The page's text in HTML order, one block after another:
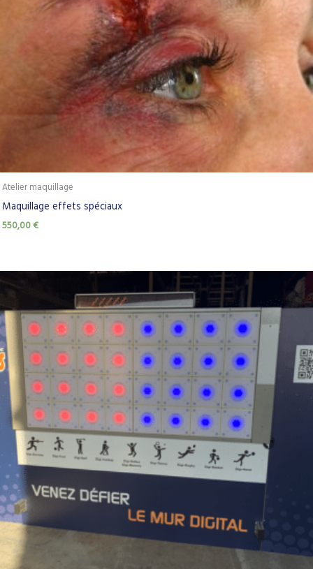
Atelier maquillage
Maquillage effets spéciaux
550,00€